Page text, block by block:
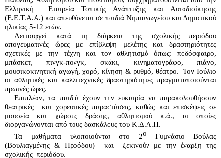
Ελληνική  Εταιρεία Τοπικής Ανάπτυξης και Αυτοδιοίκησης
(Ε.Ε.Τ.Α.Α.) και απευθύνεται σε παιδιά Nηπιαγωγείου και Δημοτικού
ηλικίας 5-12 ετών.
Λειτουργεί κατά τη διάρκεια της σχολικής περιόδου
απογευματινές ώρες με επίβλεψη μελέτης και δραστηριότητες
σχετικές με την τέχνη και τον αθλητισμό όπως: ποδόσφαιρο,
μπάσκετ, πινγκ-πονγκ, σκάκι, κινηματογράφο, πιάνο,
μουσικοκινητική αγωγή, χορό, κίνηση & ρυθμό, θέατρο.  Τον Ιούλιο
οι αθλητικές και καλλιτεχνικές δραστηριότητες πραγματοποιούνται
πρωινές ώρες.
Επιπλέον, τα παιδιά έχουν την ευκαιρία να παρακολουθήσουν
θεατρικές  και χορευτικές παραστάσεις, καθώς και επισκέψεις σε
μουσεία και χώρους δράσης, αθλητισμού κ.ά., οι οποίες
διοργανώνονται από τους δασκάλους του Κ.Δ.Α.Π.
Τα μαθήματα υλοποιούνται στο 2ο Γυμνάσιο Βούλας
(Βουλιαγμένης & Προόδου)  και  ξεκινούν με την έναρξη της
σχολικής  περιόδου.